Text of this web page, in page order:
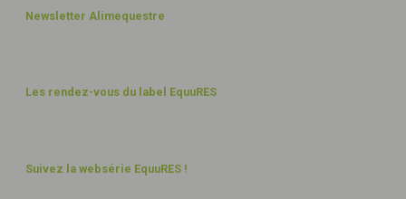
8
Newsletter Alimequestre
8
Les rendez-vous du label EquuRES
28
Suivez la websérie EquuRES !